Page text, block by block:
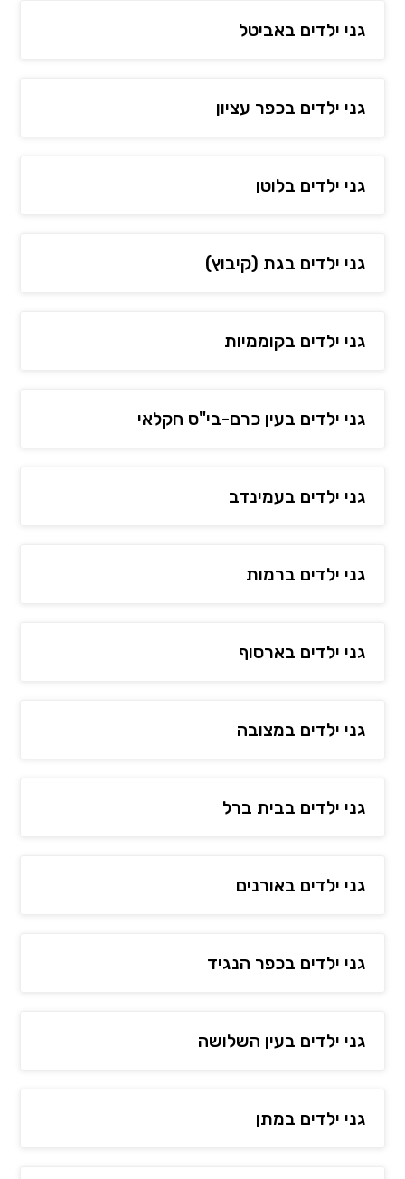
גני ילדים באביטל
גני ילדים בכפר עציון
גני ילדים בלוטן
גני ילדים בגת (קיבוץ)
גני ילדים בקוממיות
גני ילדים בעין כרם-בי"ס חקלאי
גני ילדים בעמינדב
גני ילדים ברמות
גני ילדים בארסוף
גני ילדים במצובה
גני ילדים בבית ברל
גני ילדים באורנים
גני ילדים בכפר הנגיד
גני ילדים בעין השלושה
גני ילדים במתן